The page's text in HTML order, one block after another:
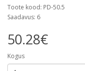
Toote kood: PD-50.5
Saadavus: 6
50.28€
Kogus